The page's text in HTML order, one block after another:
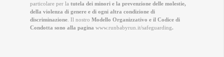
particolare per la tutela dei minori e la prevenzione delle molestie,
della violenza di genere e di ogni altra condizione di
discriminazione . Il nostro Modello Organizzativo e il Codice di
Condotta sono alla pagina www.runbabyrun.it/safeguarding.